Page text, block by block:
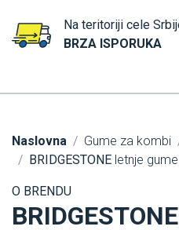
Na teritoriji cele
BRZA ISPORUKA
Naslovna Gume za kombi
BRIDGESTONE letnje
O BRENDU
BRIDGESTONE